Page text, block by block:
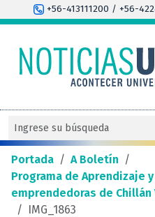
+56-413111200 / +56-
Portada / A Boletín /
Programa de Aprendizaje
emprendedoras de Chillán
/ IMG_1863